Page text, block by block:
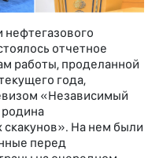
отчетное
работы, проделанной
года,
«Независимый
родина
На нем были
перед